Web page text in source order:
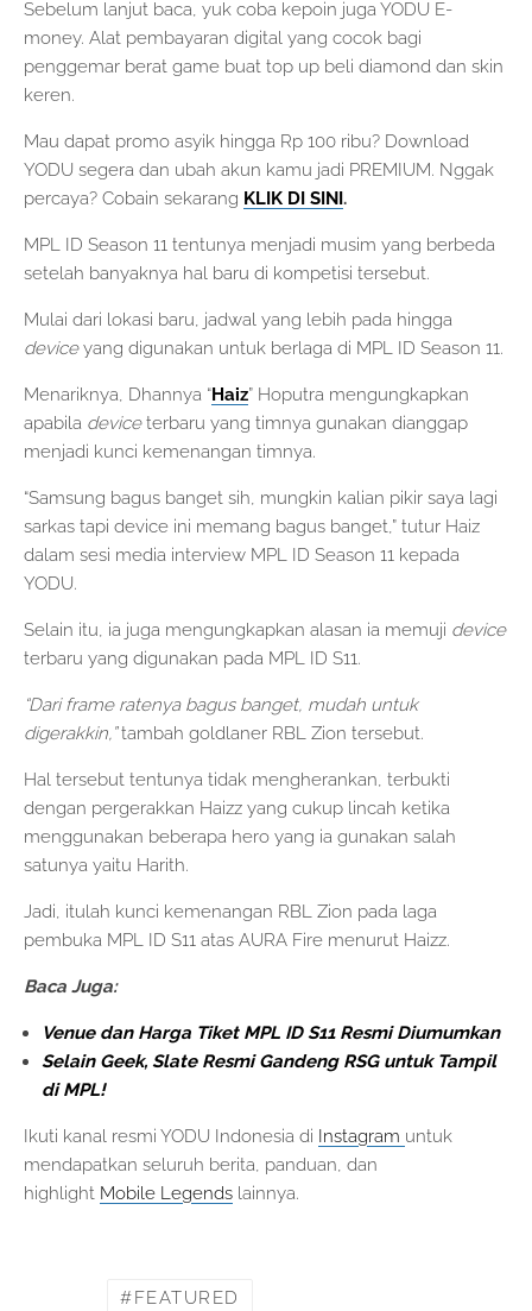
Sebelum lanjut baca, yuk coba kepoin juga YODU E-
money. Alat pembayaran digital yang cocok bagi
penggemar berat game buat top up beli diamond dan skin
keren.
Mau dapat promo asyik hingga Rp 100 ribu? Download
YODU segera dan ubah akun kamu jadi PREMIUM. Nggak
percaya? Cobain sekarang KLIK DI SINI.
MPL ID Season 11 tentunya menjadi musim yang berbeda
setelah banyaknya hal baru di kompetisi tersebut.
Mulai dari lokasi baru, jadwal yang lebih pada hingga
deviceyang digunakan untuk berlaga di MPL ID Season 11.
Menariknya, Dhannya “Haiz” Hoputra mengungkapkan
apabila deviceterbaru yang timnya gunakan dianggap
menjadi kunci kemenangan timnya.
“Samsung bagus banget sih, mungkin kalian pikir saya lagi
sarkas tapi device ini memang bagus banget,” tutur Haiz
dalam sesi media interview MPL ID Season 11 kepada
YODU.
Selain itu, ia juga mengungkapkan alasan ia memuji device
terbaru yang digunakan pada MPL ID S11.
“Dari frame ratenya bagus banget, mudah untuk
digerakkin,”tambah goldlaner RBL Zion tersebut.
Hal tersebut tentunya tidak mengherankan, terbukti
dengan pergerakkan Haizz yang cukup lincah ketika
menggunakan beberapa hero yang ia gunakan salah
satunya yaitu Harith.
Jadi, itulah kunci kemenangan RBL Zion pada laga
pembuka MPL ID S11 atas AURA Fire menurut Haizz.
Baca Juga:
Venue dan Harga Tiket MPL ID S11 Resmi Diumumkan
Selain Geek, Slate Resmi Gandeng RSG untuk Tampil
di MPL!
Ikuti kanal resmi YODU Indonesia di Instagram untuk
mendapatkan seluruh berita, panduan, dan
highlight Mobile Legends lainnya.
FEATURED